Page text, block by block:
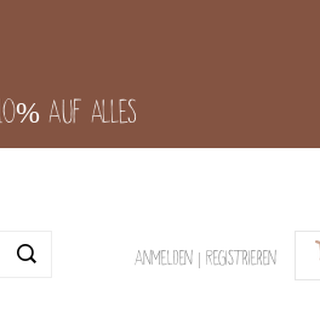
auf alles
Anmelden | Registrieren